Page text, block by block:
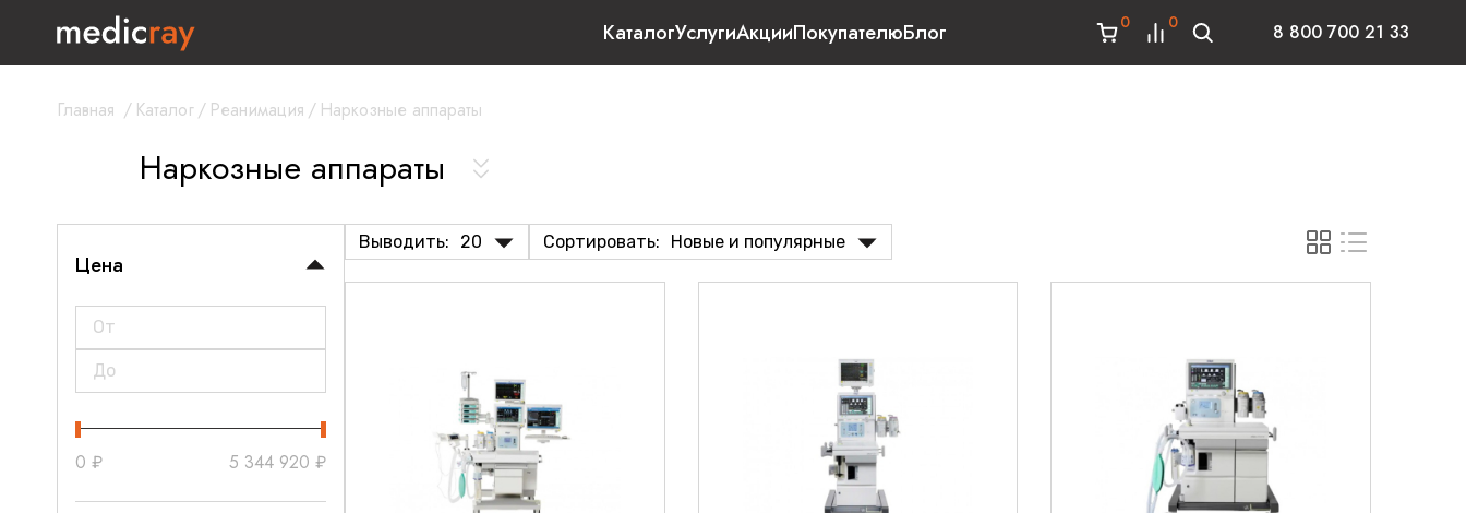
КаталогУслугиАкцииПокупателюБлог 0 0 8 800 700 21 33
Главная / Каталог/ Реанимация / Наркозные аппараты
Наркозные аппараты
Цена
0 ₽ 5 344 920 ₽
Выводить: 20 Сортировать: Новые и популярные